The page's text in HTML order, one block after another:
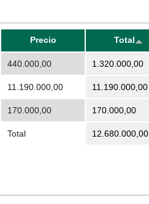
Precio Total
440.000,00 1.320.000,00
11.190.000,00 11.190.000,00
170.000,00 170.000,00
Total 12.680.000,00